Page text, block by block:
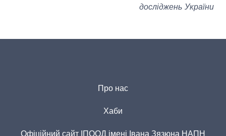
досліджень України
Про нас
Хаби
Офіційний сайт ІПООД імені Івана Зязюна НАПН